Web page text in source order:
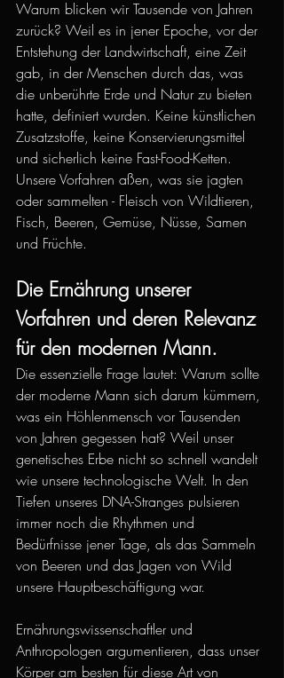
Warum blicken wir Tausende von Jahren
zurück? Weil es in jener Epoche, vor der
Entstehung der Landwirtschaft, eine Zeit
gab, in der Menschen durch das, was
die unberührte Erde und Natur zu bieten
hatte, definiert wurden. Keine künstlichen
Zusatzstoffe, keine Konservierungsmittel
und sicherlich keine Fast-Food-Ketten.
Unsere Vorfahren aßen, was sie jagten
oder sammelten - Fleisch von Wildtieren,
Fisch, Beeren, Gemüse, Nüsse, Samen
und Früchte.
Die Ernährung unserer
Vorfahren und deren Relevanz
für den modernen Mann.
Die essenzielle Frage lautet: Warum sollte
der moderne Mann sich darum kümmern,
was ein Höhlenmensch vor Tausenden
von Jahren gegessen hat? Weil unser
genetisches Erbe nicht so schnell wandelt
wie unsere technologische Welt. In den
Tiefen unseres DNA-Stranges pulsieren
immer noch die Rhythmen und
Bedürfnisse jener Tage, als das Sammeln
von Beeren und das Jagen von Wild
unsere Hauptbeschäftigung war.
Ernährungswissenschaftler und
Anthropologen argumentieren, dass unser
Körper am besten für diese Art von